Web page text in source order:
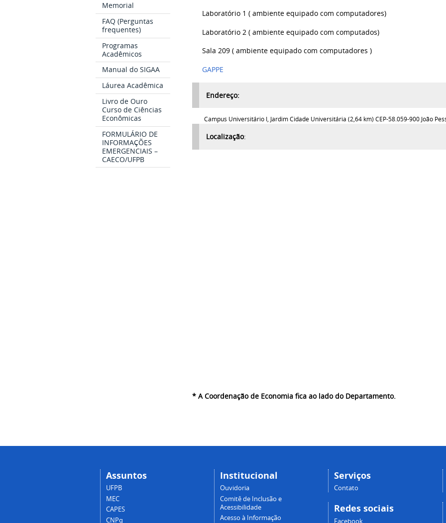
Memorial
FAQ (Perguntas
frequentes)
Programas
Acadêmicos
Manual do SIGAA
Láurea Acadêmica
Livro de Ouro
Curso de Ciências
Econômicas
FORMULÁRIO DE
INFORMAÇÕES
EMERGENCIAIS –
CAECO/UFPB
Laboratório 1 ( ambiente equipado com computadores)
Laboratório 2 ( ambiente equipado com computados)
Sala 209 ( ambiente equipado com computadores )
GAPPE
Endereço:
Campus Universitário I, Jardim Cidade Universitária (2,64 km) CEP-58.059-900 João
Localização:
* A Coordenação de Economia fica ao lado do Departamento.
Assuntos
UFPB
MEC
CAPES
CNPq
Institucional
Ouvidoria
Comitê de Inclusão e
Acessibilidade
Acesso à Informação
Serviços
Contato
Redes sociais
Facebook